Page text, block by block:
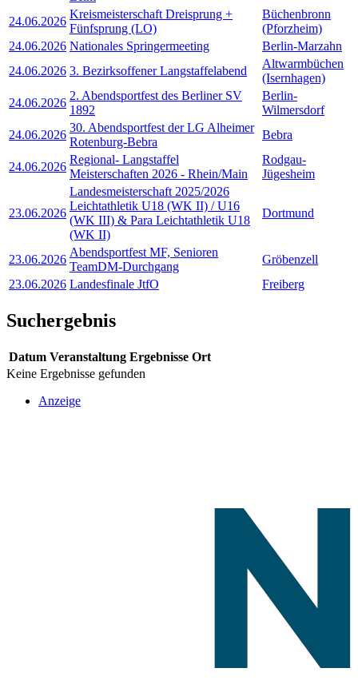
24.06.2026
Kreismeisterschaft Dreisprung +
Fünfsprung (LO)
Büchenbronn
(Pforzheim)
24.06.2026 Nationales Springermeeting
Berlin-Marzahn
24.06.2026 3. Bezirksoffener Langstaffelabend
Altwarmbüchen
(Isernhagen)
24.06.2026
2. Abendsportfest des Berliner SV
1892
Berlin-
Wilmersdorf
24.06.2026
30. Abendsportfest der LG Alheimer
Rotenburg-Bebra
Bebra
24.06.2026
Regional- Langstaffel
Meisterschaften 2026 - Rhein/Main
Rodgau-
Jügesheim
23.06.2026
Landesmeisterschaft 2025/2026
Leichtathletik U18 (WK II) / U16
(WK III) & Para Leichtathletik U18
(WK II)
Dortmund
23.06.2026
Abendsportfest MF, Senioren
TeamDM-Durchgang
Gröbenzell
23.06.2026 Landesfinale JtfO Freiberg
Suchergebnis
Datum Veranstaltung Ergebnisse Ort
Keine Ergebnisse gefunden
Anzeige